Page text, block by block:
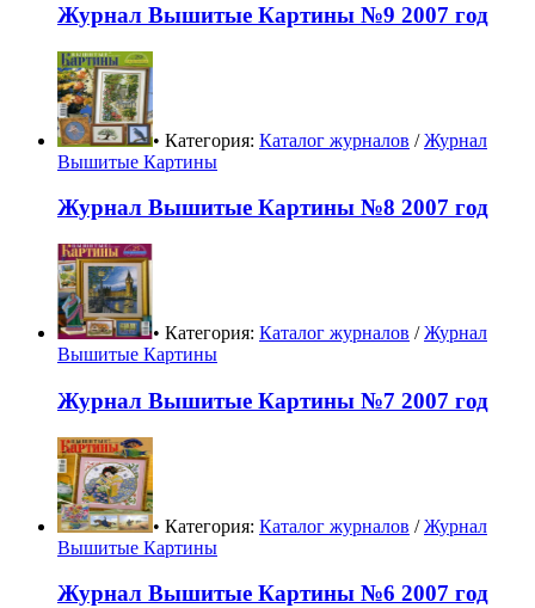
Журнал Вышитые Картины №9 2007 год
• Категория: Каталог журналов /Журнал
Вышитые Картины
Журнал Вышитые Картины №8 2007 год
• Категория: Каталог журналов /Журнал
Вышитые Картины
Журнал Вышитые Картины №7 2007 год
• Категория: Каталог журналов /Журнал
Вышитые Картины
Журнал Вышитые Картины №6 2007 год